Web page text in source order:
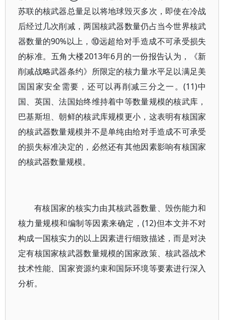
苏联的核武器总量足以将地球毁灭多次，即使在冷战
后经过几次削减，两国核武器数量仍占当今世界核武
器数量的90%以上，⑩远超给对手造成不可承受损失
的标准。五角大楼2013年6月的一份报告认为，《新
削减战略武器条约》所限定的核力量水平足以满足美
国国家安全需要，还可以再削减三分之一。(11)中
国、英国、法国始终维持着中等数量规模的核武库，
巴基斯坦、朝鲜的核武库规模更小，这表明有核国家
的核武器数量规模并不是单纯由给对手造成不可承受
的损失标准决定的，必然还有其他因素影响有核国家
的核武器数量规模。
有核国家的核实力由其核武器数量、毁伤能力和
核力量规模和编制等因素来确定，(12)但本文并不对
构成一国核实力的以上因素进行细致描述，而是对决
定有核国家核武器数量规模的国家政策、核武器战术
技术性能、国家资源约束和国际环境等要素进行深入
分析。